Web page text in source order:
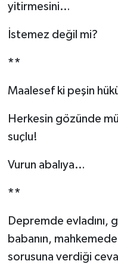
yitirmesini…
İstemez değil mi?
**
Maalesef ki peşin
Herkesin gözünde
suçlu!
Vurun abalıya…
**
Depremde evladını,
babanın,
sorusuna verdiği